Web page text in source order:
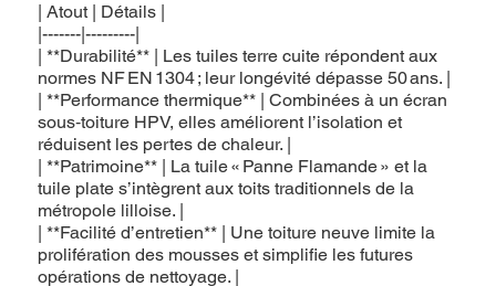
| Atout | Détails |
|-------|---------|
| **Durabilité** | Les tuiles terre cuite répondent aux
normes NF EN 1304 ; leur longévité dépasse 50 ans. |
| **Performance thermique** | Combinées à un écran
sous‑toiture HPV, elles améliorent l’isolation et
réduisent les pertes de chaleur. |
| **Patrimoine** | La tuile « Panne Flamande » et la
tuile plate s’intègrent aux toits traditionnels de la
métropole lilloise. |
| **Facilité d’entretien** | Une toiture neuve limite la
prolifération des mousses et simplifie les futures
opérations de nettoyage. |